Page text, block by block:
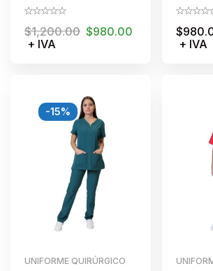
con liston para dama
$1,200.00 $980.00
+ IVA
para
$
+ IVA
-15%
UNIFORME QUIRÚRGICO